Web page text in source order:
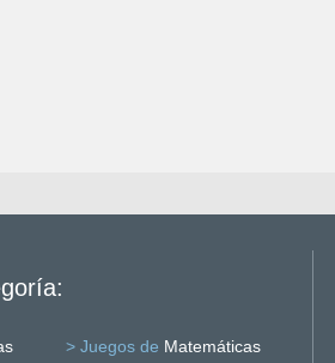
> Juegos de Matemáticas